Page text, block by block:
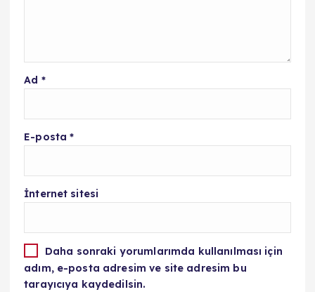
Ad *
E-posta*
İnternet sitesi
Daha sonraki yorumlarımda kullanılması için
adım, e-posta adresim ve site adresim bu
tarayıcıya kaydedilsin.